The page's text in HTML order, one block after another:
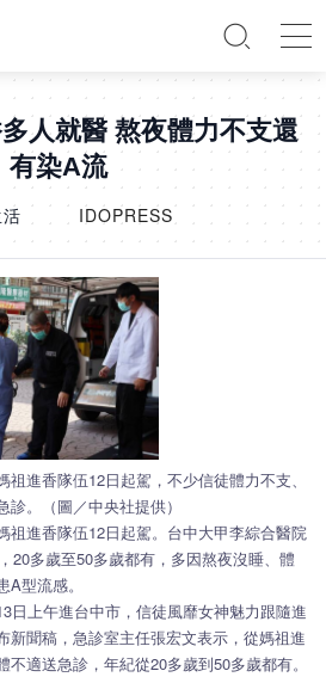
人就醫 熬夜體力不支還
有染A流
IDOPRESS
進香隊伍12日起駕，不少信徒體力不支、
。（圖／中央社提供）
祖進香隊伍12日起駕。台中大甲李綜合醫院
20多歲至50多歲都有，多因熬夜沒睡、體
型流感。
日上午進台中市，信徒風靡女神魅力跟隨進
新聞稿，急診室主任張宏文表示，從媽祖進
適送急診，年紀從20多歲到50多歲都有。